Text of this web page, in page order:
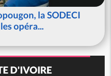
la SODECI
opéra...
D'IVOIRE